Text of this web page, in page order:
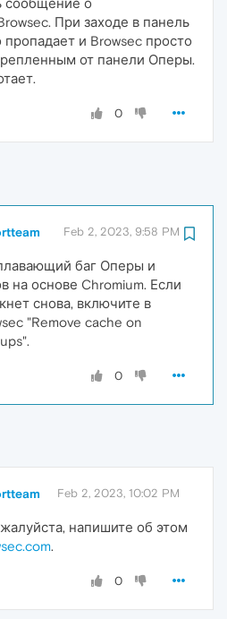
сообщение о
При заходе в панель
и Browsec просто
от панели Оперы.
0
Feb 2, 2023, 9:58 PM
баг Оперы и
на основе Chromium. Если
снова, включите в
"Remove cache on
0
Feb 2, 2023, 10:02 PM
напишите об этом
.
0